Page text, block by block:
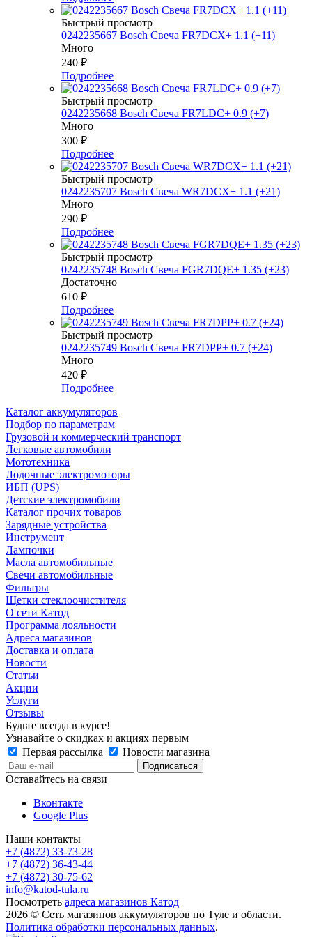
Быстрый просмотр
0242235667 Bosch Свеча FR7DCX+ 1.1 (+11)
Много
240 ₽
Подробнее
Быстрый просмотр
0242235668 Bosch Свеча FR7LDC+ 0.9 (+7)
Много
300 ₽
Подробнее
Быстрый просмотр
0242235707 Bosch Свеча WR7DCX+ 1.1 (+21)
Много
290 ₽
Подробнее
Быстрый просмотр
0242235748 Bosch Свеча FGR7DQE+ 1.35 (+23)
Достаточно
610 ₽
Подробнее
Быстрый просмотр
0242235749 Bosch Свеча FR7DPP+ 0.7 (+24)
Много
420 ₽
Подробнее
Каталог аккумуляторов
Подбор по параметрам
Грузовой и коммерческий транспорт
Легковые автомобили
Мототехника
Лодочные электромоторы
ИБП (UPS)
Детские электромобили
Каталог прочих товаров
Зарядные устройства
Инструмент
Лампочки
Масла автомобильные
Свечи автомобильные
Фильтры
Щетки стеклоочистителя
О сети Катод
Программа лояльности
Адреса магазинов
Доставка и оплата
Новости
Статьи
Акции
Услуги
Отзывы
Будьте всегда в курсе!
Узнавайте о скидках и акциях первым
Первая рассылка
Новости магазина
Оставайтесь на связи
Вконтакте
Google Plus
Наши контакты
+7 (4872) 33-73-28
+7 (4872) 36-43-44
+7 (4872) 30-75-62
info@katod-tula.ru
Посмотреть адреса магазинов Катод
2026 © Сеть магазинов аккумуляторов по Туле и области.
Политика обработки персональных данных.